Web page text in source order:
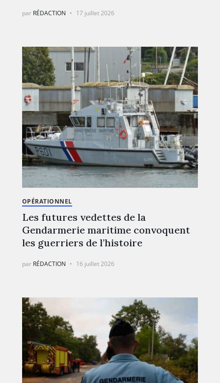
par RÉDACTION 17 juillet 2026
OPÉRATIONNEL
Les futures vedettes de la
Gendarmerie maritime convoquent
les guerriers de l’histoire
par RÉDACTION 16 juillet 2026